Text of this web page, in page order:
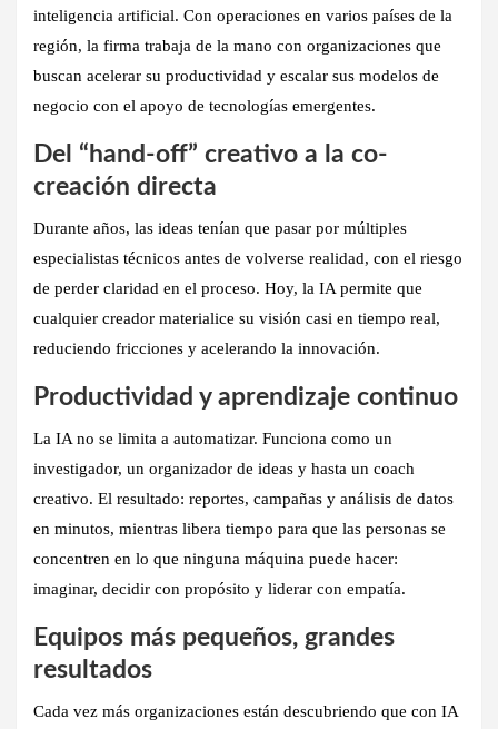
inteligencia artificial. Con operaciones en varios países de la
región, la firma trabaja de la mano con organizaciones que
buscan acelerar su productividad y escalar sus modelos de
negocio con el apoyo de tecnologías emergentes.
Del “hand-off” creativo a la co-
creación directa
Durante años, las ideas tenían que pasar por múltiples
especialistas técnicos antes de volverse realidad, con el riesgo
de perder claridad en el proceso. Hoy, la IA permite que
cualquier creador materialice su visión casi en tiempo real,
reduciendo fricciones y acelerando la innovación.
Productividad y aprendizaje continuo
La IA no se limita a automatizar. Funciona como un
investigador, un organizador de ideas y hasta un coach
creativo. El resultado: reportes, campañas y análisis de datos
en minutos, mientras libera tiempo para que las personas se
concentren en lo que ninguna máquina puede hacer:
imaginar, decidir con propósito y liderar con empatía.
Equipos más pequeños, grandes
resultados
Cada vez más organizaciones están descubriendo que con IA